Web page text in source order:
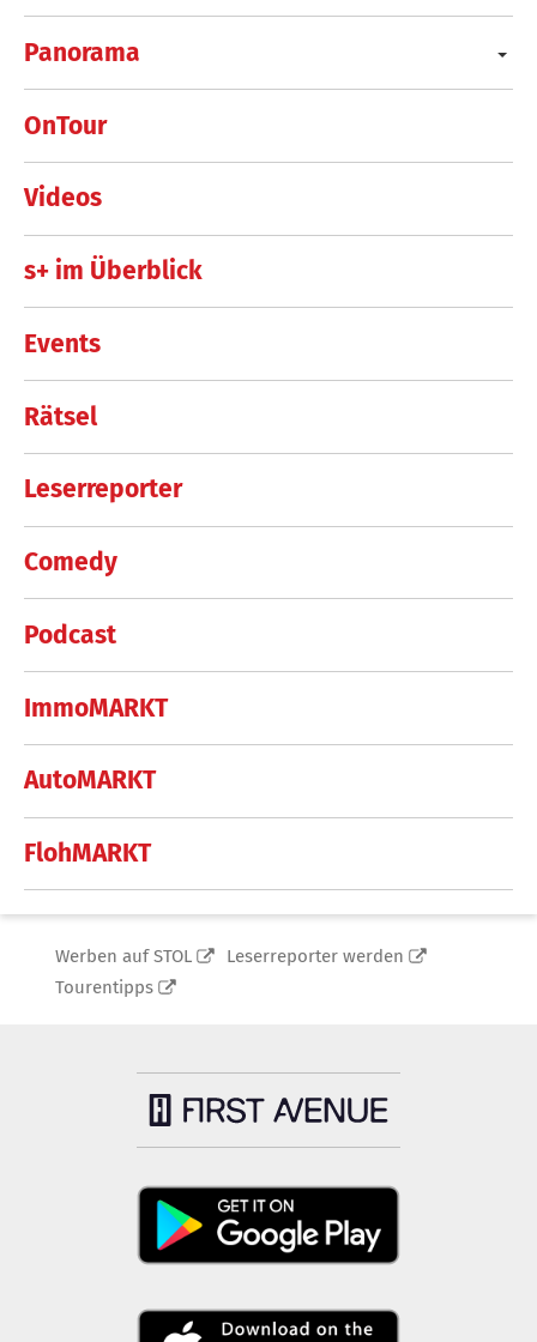
Panorama
OnTour
Videos
s+ im Überblick
Events
Rätsel
Leserreporter
Comedy
Podcast
ImmoMARKT
AutoMARKT
FlohMARKT
Werben auf STOL
Leserreporter werden
Tourentipps